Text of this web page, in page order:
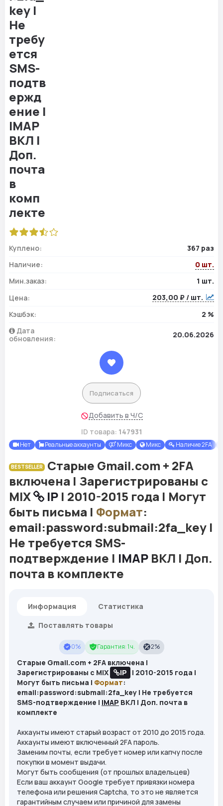
Куплено:
367 раз
Наличие:
0 шт.
Мин.заказ:
1 шт.
Цена:
203,00 ₽ / шт.
Кэшбэк:
2 %
Дата
обновления:
20.06.2026
Подписаться
Добавить в Ч/С
ID товара: 147931
Нет Реальные аккаунты Микс Микс Наличие 2FA
BESTSELLER
Старые Gmail.com + 2FA
включена | Зарегистрированы с
MIX
IP | 2010-2015 года | Могут
быть письма | Формат:
email:password:submail:2fa_key |
Не требуется SMS-
подтверждение | IMAP ВКЛ | Доп.
почта в комплекте
Информация
Статистика
Поставлять товары
0% Гарантия: 1 ч. 2%
Старые Gmail.com + 2FA включена |
Зарегистрированы с MIX
IP
| 2010-2015 года |
Могут быть письма | Формат:
email:password:submail:2fa_key | Не требуется
SMS-подтверждение | IMAP ВКЛ | Доп. почта в
комплекте
Аккаунты имеют старый возраст от 2010 до 2015 года.
Аккаунты имеют включенный 2FA пароль.
Заменим почты, если требует номер или капчу после
покупки в момент выдачи.
Могут быть сообщения (от прошлых владельцев)
Если ваш аккаунт Google требует привязки номера
телефона или решения Captcha, то это не является
гарантийным случаем или причиной для замены